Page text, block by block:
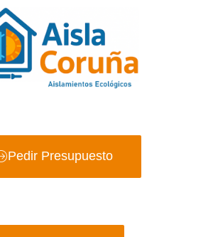
Pedir Presupuesto